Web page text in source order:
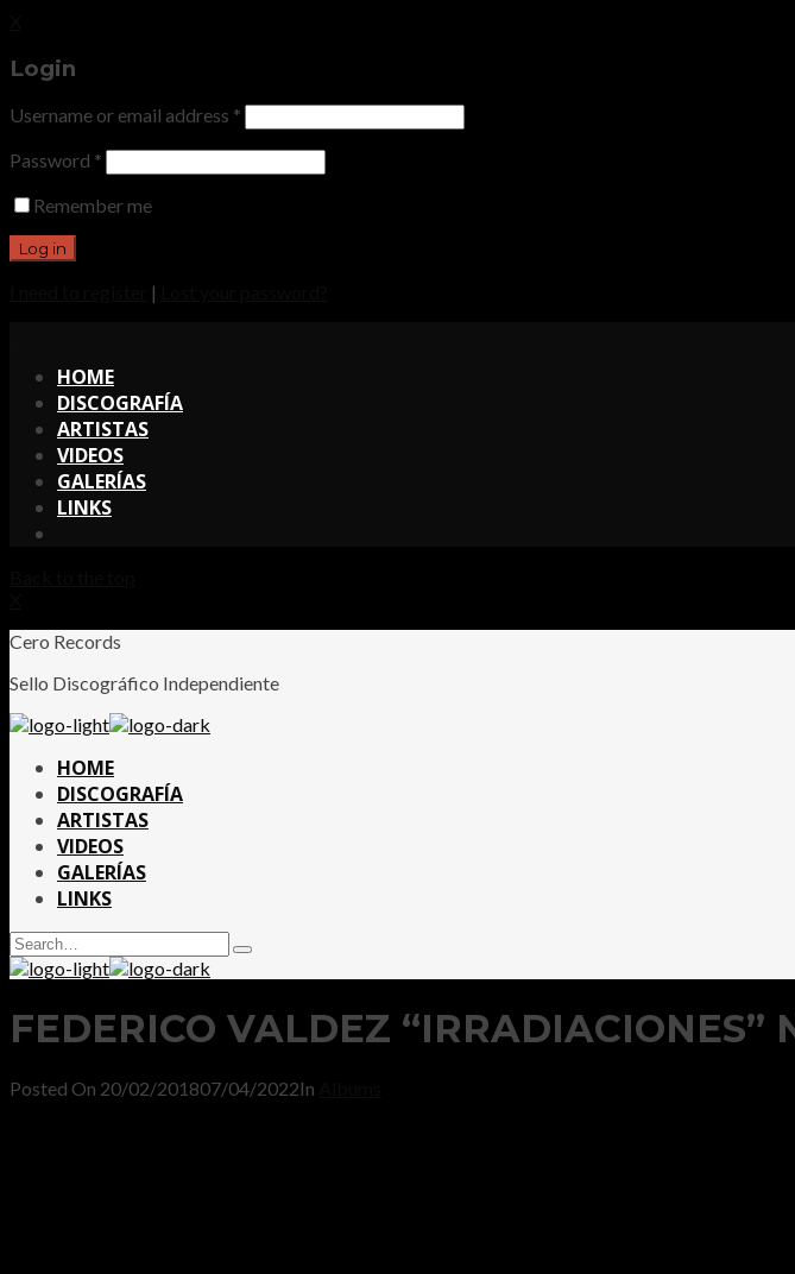
Login
Username or email address *
Password *
Remember me
|
HOME
DISCOGRAFÍA
ARTISTAS
VIDEOS
GALERÍAS
LINKS
Cero Records
Sello Discográfico Independiente
HOME
DISCOGRAFÍA
ARTISTAS
VIDEOS
GALERÍAS
LINKS
Search
for:
Type
and
enter
FEDERICO VALDEZ
Posted On 20/02/201807/04/2022In